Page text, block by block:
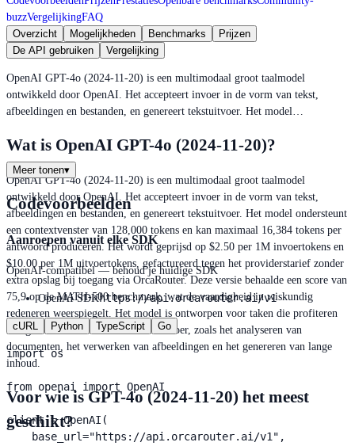
buzzVergelijkingFAQ
Overzicht
Mogelijkheden Benchmarks
Prijzen
De API gebruiken
Vergelijking
OpenAI GPT-4o (2024-11-20) is een multimodaal groot taalmodel
ontwikkeld door OpenAI. Het accepteert invoer in de vorm van tekst,
afbeeldingen en bestanden, en genereert tekstuitvoer. Het model…
Wat is OpenAI GPT-4o (2024-11-20)?
OpenAI GPT-4o (2024-11-20) is een multimodaal groot taalmodel
ontwikkeld door OpenAI. Het accepteert invoer in de vorm van tekst,
afbeeldingen en bestanden, en genereert tekstuitvoer. Het model ondersteunt
een contextvenster van 128,000 tokens en kan maximaal 16,384 tokens per
antwoord produceren. Het wordt geprijsd op $2.50 per 1M invoertokens en
$10.00 per 1M uitvoertokens, gefactureerd tegen het providerstarief zonder
extra opslag bij toegang via OrcaRouter. Deze versie behaalde een score van
75,9 op de MATH-500 benchmark, wat de vaardigheid in wiskundig
redeneren weerspiegelt. Het model is ontworpen voor taken die profiteren
van grote context en multimodale invoer, zoals het analyseren van
documenten, het verwerken van afbeeldingen en het genereren van lange
inhoud.
Voor wie is GPT-4o (2024-11-20) het meest
geschikt?
Meer tonen▾
Codevoorbeelden
Aanroepen vanuit elke SDK
OpenAI-compatibel — behoud je huidige SDK
OpenAI SDKhttps://api.orcarouter.ai/v1
cURL Python TypeScript Go
import os
from openai import OpenAI
client = OpenAI(
    base_url="https://api.orcarouter.ai/v1",